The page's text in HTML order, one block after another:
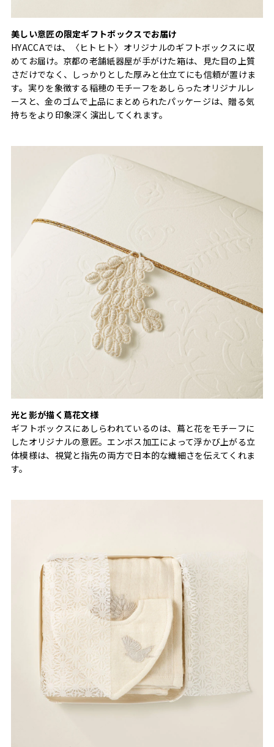
美しい意匠の限定ギフトボックスでお届け
HYACCAでは、〈ヒトヒト〉オリジナルのギフトボックスに収
めてお届け。京都の老舗紙器屋が手がけた箱は、見た目の上質
さだけでなく、しっかりとした厚みと仕立てにも信頼が置けま
す。実りを象徴する稲穂のモチーフをあしらったオリジナルレ
ースと、金のゴムで上品にまとめられたパッケージは、贈る気
持ちをより印象深く演出してくれます。
光と影が描く蔦花文様
ギフトボックスにあしらわれているのは、蔦と花をモチーフに
したオリジナルの意匠。エンボス加工によって浮かび上がる立
体模様は、視覚と指先の両方で日本的な繊細さを伝えてくれま
す。